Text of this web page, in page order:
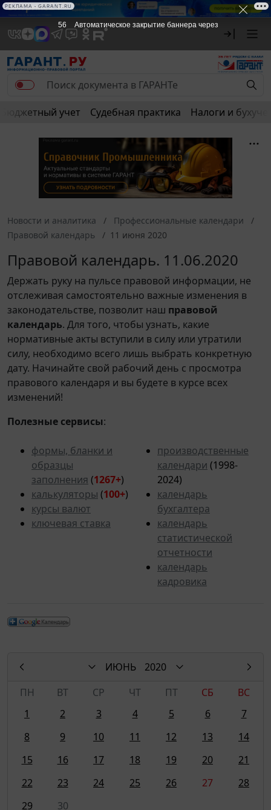
Бюджетный учет Судебная практика Налоги и
Новости и аналитика
Профессиональные календари
Правовой календарь
11 июня 2020
Правовой календарь. 11.06.2020
Держать руку на пульсе правовой информации, не
отслеживая самостоятельно важные изменения в
законодательстве, позволит наш правовой
календарь. Для того, чтобы узнать, какие
нормативные акты вступили в силу или утратили
силу, необходимо всего лишь выбрать конкретную
дату. Начинайте свой рабочий день с просмотра
правового календаря и вы будете в курсе всех
изменений!
Полезные сервисы:
формы, бланки и
образцы
заполнения (1267+)
калькуляторы (100+)
курсы валют
ключевая ставка
производственные
календари (1998-
2024)
календарь
бухгалтера
календарь
статистической
отчетности
календарь
кадровика
ИЮНЬ
2020
ПН
ВТ СР ЧТ ПТ СБ
ВС
1
2 3 4 5 6
7
8
9 10 11 12 13
14
15
16 17 18 19 20
21
22
23 24 25 26 27
28
29
30
55 Автоматическое закрытие баннера через
РЕКЛАМА • GARANT.RU